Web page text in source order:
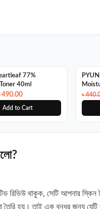
77%
40ml
490.00
Add to Cart
SALE
৳
রিভিউ থাকুক, সেটি আপনার
তৈরি হয়। তাই এক বন্ধুর জন্য